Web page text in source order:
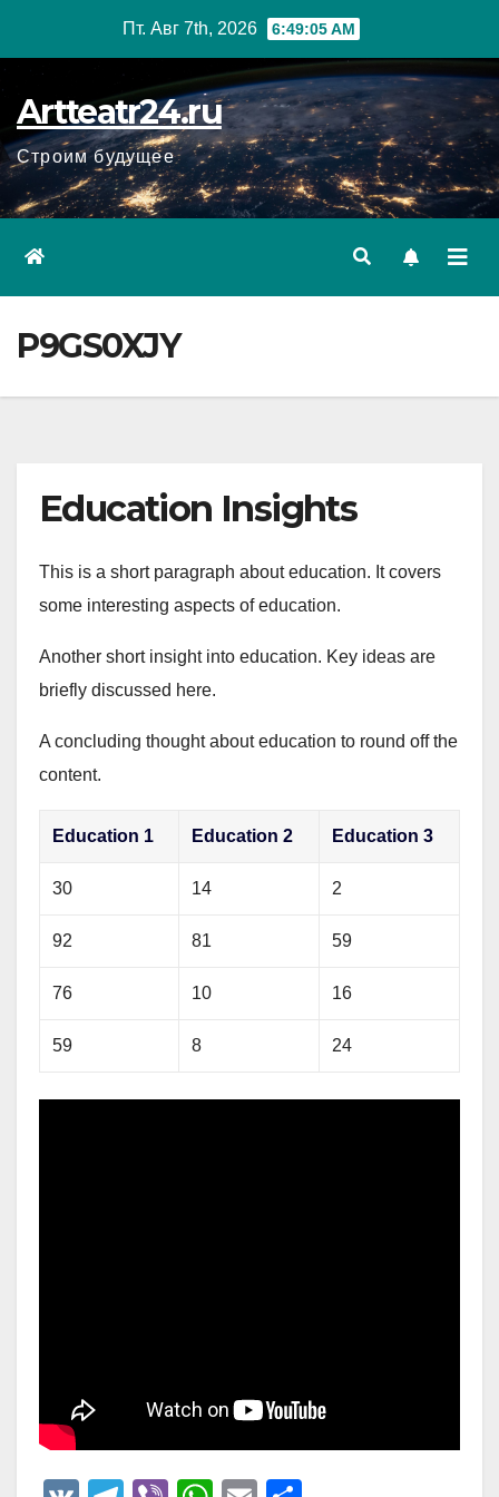
Пт. Авг 7th, 2026 6:49:06 AM
Artteatr24.ru
Строим будущее
P9GS0XJY
Education Insights
This is a short paragraph about education. It covers
some interesting aspects of education.
Another short insight into education. Key ideas are
briefly discussed here.
A concluding thought about education to round off the
content.
Education 1 Education 2 Education 3
30 14 2
92 81 59
76 10 16
59 8 24